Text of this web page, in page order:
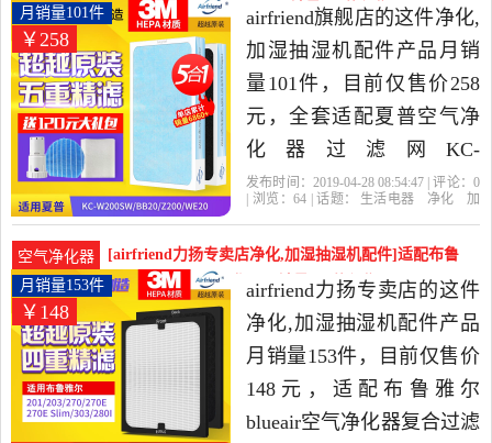
比很高的净化,加湿抽湿机
配件，由北京发货。
空气净化器过滤网KC-W月销量101件仅售258元
￥258
月销量101件
airfriend旗舰店的这件净化,
加湿抽湿机配件产品月销
量101件，目前仅售价258
元，全套适配夏普空气净
化器过滤网KC-
W200SW/BB20/Z200/WE20
旗舰店精选生活电器当中
性价比很高的净化,加湿抽
湿机配件，由北京发货。
发布时间：2019-04-28 08:54:47 | 评论： 0
| 浏览：64 | 话题： 生活电器 净化
加
空气净化器
[airfriend力扬专卖店净化,加湿抽湿机配件]适配布鲁
雅尔blueair空气净化器月销量153件仅售148元
￥148
月销量153件
airfriend力扬专卖店的这件
净化,加湿抽湿机配件产品
月销量153件，目前仅售价
148元，适配布鲁雅尔
blueair空气净化器复合过滤